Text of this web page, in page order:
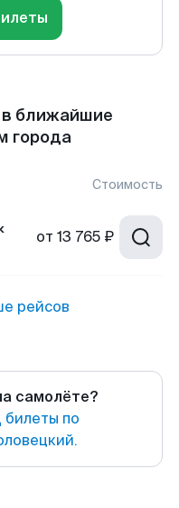
в ближайшие
города
Стоимость
от 13 765 ₽
рейсов
самолёте?
по